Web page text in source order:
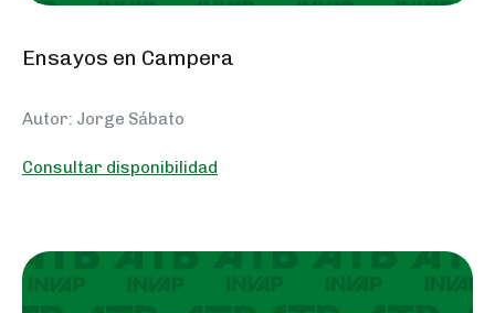
Ensayos en Campera
Autor: Jorge Sábato
Consultar disponibilidad